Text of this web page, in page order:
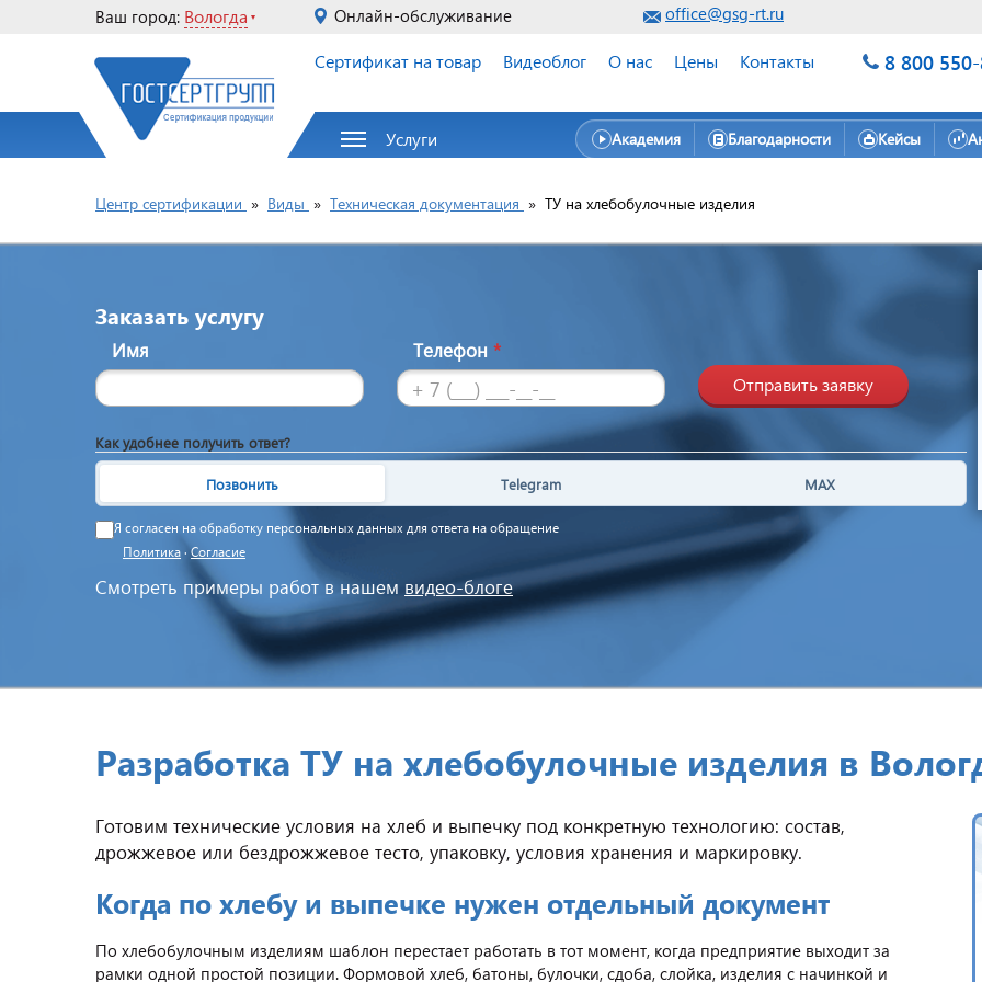
Ваш город: Вологда Онлайн-обслуживание office@gsg-rt.ru
Сертификат на товар Видеоблог О нас Цены Контакты 8 800
Услуги Академия Благодарности Кейсы
Центр сертификации » Виды » Техническая документация » ТУ на хлебобулочные изделия
Заказать услугу
Имя Телефон *
Отправить заявку
Как удобнее получить ответ?
Позвонить Telegram MAX
Я согласен на обработку персональных данных для ответа на обращение
Политика ·Согласие
Смотреть примеры работ в нашем видео-блоге
Разработка ТУ на хлебобулочные изделия в
Готовим технические условия на хлеб и выпечку под конкретную технологию: состав,
дрожжевое или бездрожжевое тесто, упаковку, условия хранения и маркировку.
Когда по хлебу и выпечке нужен отдельный документ
По хлебобулочным изделиям шаблон перестает работать в тот момент, когда предприятие выходит за
рамки одной простой позиции. Формовой хлеб, батоны, булочки, сдоба, слойка, изделия с начинкой и